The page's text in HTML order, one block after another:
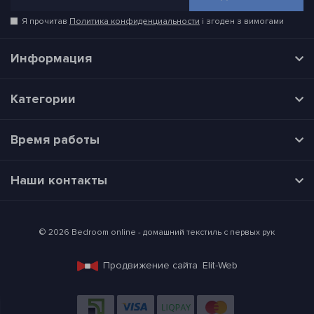
Удобство и срок службы постельного белья зависят от
лен;
сатин;
Я прочитав Политика конфиденциальности і згоден з вимогами
Информация
Категории
Время работы
Наши контакты
© 2026 Bedroom online - домашний текстиль с первых рук
Продвижение сайта Elit-Web